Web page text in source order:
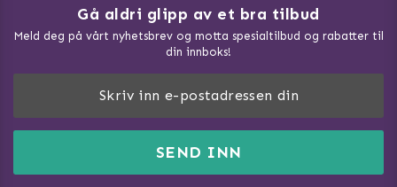
Gå aldri glipp av et bra tilbud
Meld deg på vårt nyhetsbrev og motta spesialtilbud og rabatter til
din innboks!
SEND INN
Dogartist.no eies og driftes av Purefun Org. nr: 918582711
Slik måler du din hund